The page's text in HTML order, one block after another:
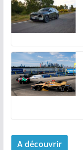
A découvrir